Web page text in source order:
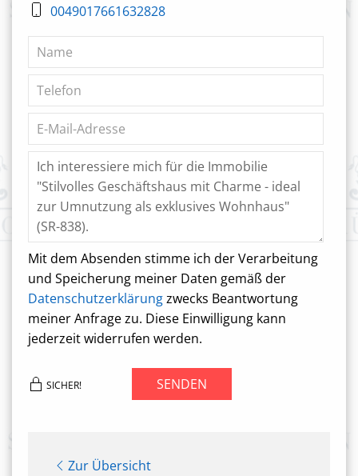
0049017661632828
Mit dem Absenden stimme ich der Verarbeitung
und Speicherung meiner Daten gemäß der
Datenschutzerklärungzwecks Beantwortung
meiner Anfrage zu. Diese Einwilligung kann
jederzeit widerrufen werden.
SICHER! SENDEN
Zur Übersicht